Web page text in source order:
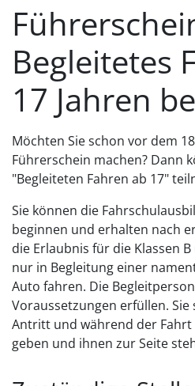
Begleitetes
17 Jahren
Möchten Sie schon vor dem
Führerschein machen? Dann
"Begleiteten Fahren ab 17"
Sie können die
beginnen und erhalten nach
die Erlaubnis für die Klassen B
nur in Begleitung einer
Auto fahren. Die
Voraussetzungen erfüllen. Sie
Antritt und während der Fahrt
geben und ihnen zur Seite